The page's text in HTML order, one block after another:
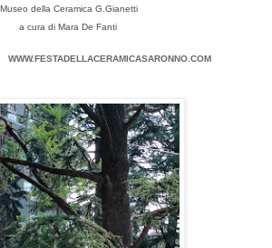
Museo della Ceramica G.Gianetti
a cura di Mara De Fanti
WWW.FESTADELLACERAMICASARONNO.COM